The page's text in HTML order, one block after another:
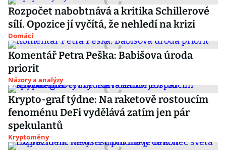
Rozpočet nabobtnává a kritika Schillerové
sílí. Opozice jí vyčítá, že nehledí na krizi
Domácí
Komentář Petra Peška: Babišova úroda
priorit
Názory a analýzy
Krypto-graf týdne: Na raketově rostoucím
fenoménu DeFi vydělává zatím jen pár
spekulantů
Kryptoměny